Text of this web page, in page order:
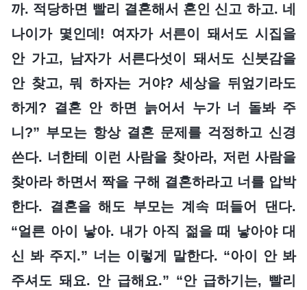
까. 적당하면 빨리 결혼해서 혼인 신고 하고. 네
나이가 몇인데! 여자가 서른이 돼서도 시집을
안 가고, 남자가 서른다섯이 돼서도 신붓감을
안 찾고, 뭐 하자는 거야? 세상을 뒤엎기라도
하게? 결혼 안 하면 늙어서 누가 너 돌봐 주
니?” 부모는 항상 결혼 문제를 걱정하고 신경
쓴다. 너한테 이런 사람을 찾아라, 저런 사람을
찾아라 하면서 짝을 구해 결혼하라고 너를 압박
한다. 결혼을 해도 부모는 계속 떠들어 댄다.
“얼른 아이 낳아. 내가 아직 젊을 때 낳아야 대
신 봐 주지.” 너는 이렇게 말한다. “아이 안 봐
주셔도 돼요. 안 급해요.” “안 급하기는, 빨리